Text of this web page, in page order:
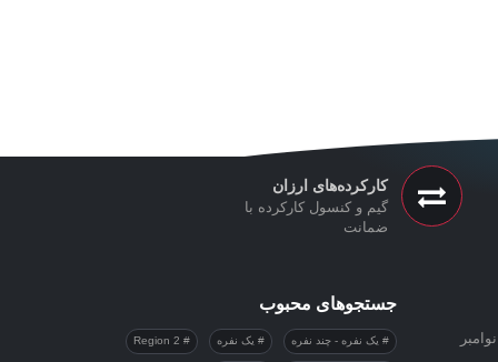
کارکرده‌های ارزان
گیم و کنسول کارکرده با
ضمانت
جستجوهای محبوب
یک نفره - چند نفره یک نفره